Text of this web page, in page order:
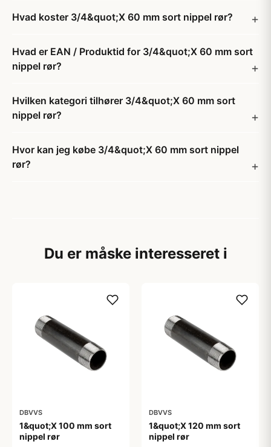
Hvad koster 3/4&quot;X 60 mm sort nippel rør?
Hvad er EAN / Produktid for 3/4&quot;X 60 mm sort
nippel rør?
Hvilken kategori tilhører 3/4&quot;X 60 mm sort
nippel rør?
Hvor kan jeg købe 3/4&quot;X 60 mm sort nippel
rør?
Du er måske interesseret i
DBVVS
1&quot;X 100 mm sort
nippel rør
DBVVS
1&quot;X 120 mm sort
nippel rør